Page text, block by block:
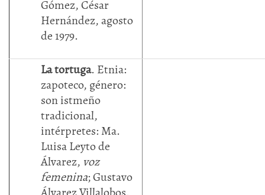
Gómez, César
Hernández, agosto
de 1979.
La tortuga. Etnia:
zapoteco, género:
son istmeño
tradicional,
intérpretes: Ma.
Luisa Leyto de
Álvarez, voz
femenina; Gustavo